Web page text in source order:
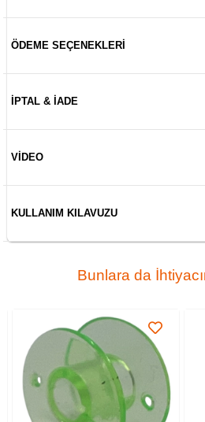
ÖDEME SEÇENEKLERI
İPTAL & İADE
VIDEO
KULLANIM KILAVUZU
Bunlara da